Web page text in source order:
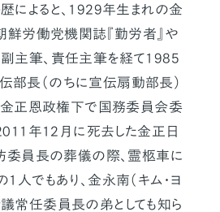
によると、1929年生まれの金
鮮労働党機関誌『勤労者』や
主筆、責任主筆を経て1985
部長（のちに宣伝扇動部長）
金正恩政権下で国務委員会委
年12月に死去した金正日
防委員長の葬儀の際、霊柩車に
人でもあり、金永南（キム・ヨ
常任委員長の弟としても知ら